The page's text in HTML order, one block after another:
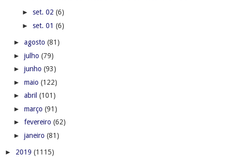
► set. 02 (6)
► set. 01 (6)
► agosto (81)
► julho (79)
► junho (93)
► maio (122)
► abril (101)
► março (91)
► fevereiro (62)
► janeiro (81)
► 2019 (1115)